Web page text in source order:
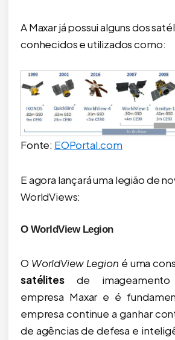
A Maxar já possui alguns dos
conhecidos e utilizados como:
Fonte: EOPortal.com
E agora lançará uma legião de
WorldViews:
O WorldView Legion
O WorldView Legion é uma
satélitesde
empresa Maxar e é
empresa continue a ganhar
de agências de defesa e